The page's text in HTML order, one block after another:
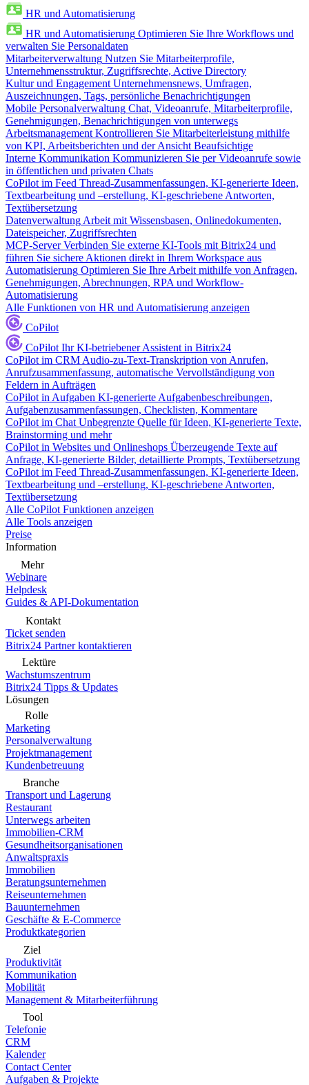
HR und Automatisierung
HR und Automatisierung Optimieren Sie Ihre Workflows und
verwalten Sie Personaldaten
Mitarbeiterverwaltung Nutzen Sie Mitarbeiterprofile,
Unternehmensstruktur, Zugriffsrechte, Active Directory
Kultur und Engagement Unternehmensnews, Umfragen,
Auszeichnungen, Tags, persönliche Benachrichtigungen
Mobile Personalverwaltung Chat, Videoanrufe, Mitarbeiterprofile,
Genehmigungen, Benachrichtigungen von unterwegs
Arbeitsmanagement Kontrollieren Sie Mitarbeiterleistung mithilfe
von KPI, Arbeitsberichten und der Ansicht Beaufsichtige
Interne Kommunikation Kommunizieren Sie per Videoanrufe sowie
in öffentlichen und privaten Chats
CoPilot im Feed Thread-Zusammenfassungen, KI-generierte Ideen,
Textbearbeitung und –erstellung, KI-geschriebene Antworten,
Textübersetzung
Datenverwaltung Arbeit mit Wissensbasen, Onlinedokumenten,
Dateispeicher, Zugriffsrechten
MCP-Server Verbinden Sie externe KI-Tools mit Bitrix24 und
führen Sie sichere Aktionen direkt in Ihrem Workspace aus
Automatisierung Optimieren Sie Ihre Arbeit mithilfe von Anfragen,
Genehmigungen, Abrechnungen, RPA und Workflow-
Automatisierung
Alle Funktionen von HR und Automatisierung anzeigen
CoPilot
CoPilot Ihr KI-betriebener Assistent in Bitrix24
CoPilot im CRM Audio-zu-Text-Transkription von Anrufen,
Anrufzusammenfassung, automatische Vervollständigung von
Feldern in Aufträgen
CoPilot in Aufgaben KI-generierte Aufgabenbeschreibungen,
Aufgabenzusammenfassungen, Checklisten, Kommentare
CoPilot im Chat Unbegrenzte Quelle für Ideen, KI-generierte Texte,
Brainstorming und mehr
CoPilot in Websites und Onlineshops Überzeugende Texte auf
Anfrage, KI-generierte Bilder, detaillierte Prompts, Textübersetzung
CoPilot im Feed Thread-Zusammenfassungen, KI-generierte Ideen,
Textbearbeitung und –erstellung, KI-geschriebene Antworten,
Textübersetzung
Alle CoPilot Funktionen anzeigen
Alle Tools anzeigen
Preise
Information
Mehr
Webinare
Helpdesk
Guides & API-Dokumentation
Kontakt
Ticket senden
Bitrix24 Partner kontaktieren
Lektüre
Wachstumszentrum
Bitrix24 Tipps & Updates
Lösungen
Rolle
Marketing
Personalverwaltung
Projektmanagement
Kundenbetreuung
Branche
Transport und Lagerung
Restaurant
Unterwegs arbeiten
Immobilien-CRM
Gesundheitsorganisationen
Anwaltspraxis
Immobilien
Beratungsunternehmen
Reiseunternehmen
Bauunternehmen
Geschäfte & E-Commerce
Produktkategorien
Ziel
Produktivität
Kommunikation
Mobilität
Management & Mitarbeiterführung
Tool
Telefonie
CRM
Kalender
Contact Center
Aufgaben & Projekte